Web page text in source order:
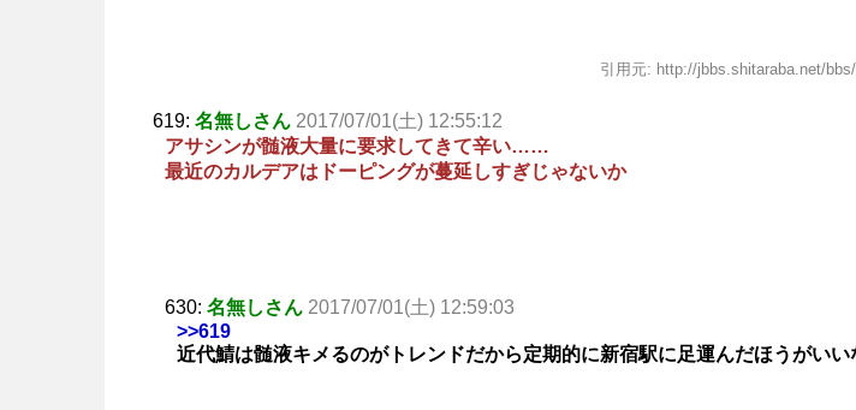
引用元: http://jbbs.shitaraba.net/
619: 名無しさん 2017/07/01(土) 12:55:12
アサシンが髄液大量に要求してきて辛い……
最近のカルデアはドーピングが蔓延しすぎじゃないか
630: 名無しさん 2017/07/01(土) 12:59:03
>>619
近代鯖は髄液キメるのがトレンドだから定期的に新宿駅に足運んだほうがいい